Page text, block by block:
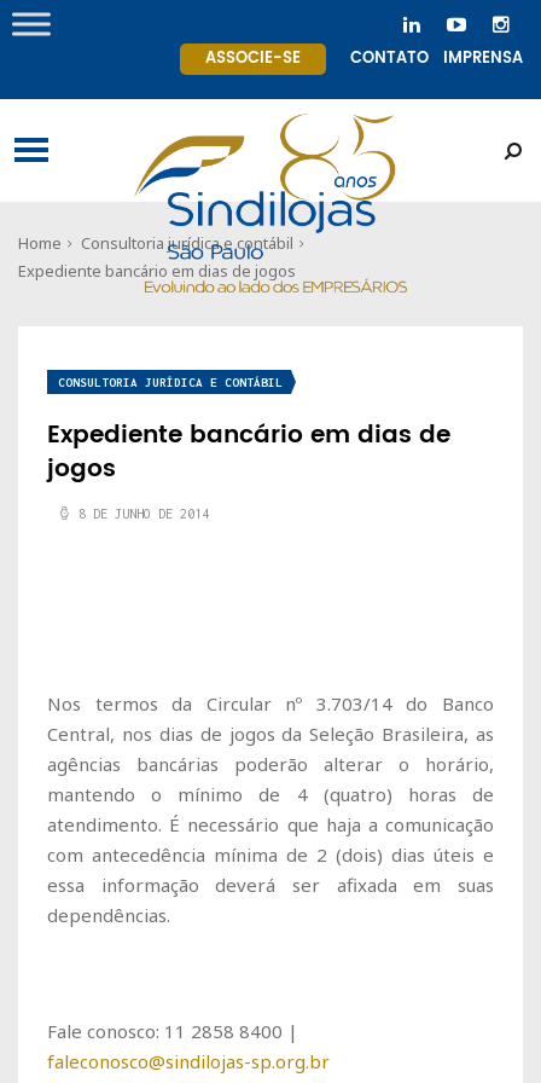
ASSOCIE-SE CONTATO IMPRENSA
Home
Consultoria jurídica e contábil
Expediente bancário em dias de jogos
CONSULTORIA JURÍDICA E CONTÁBIL
Expediente bancário em dias de
jogos
8 DE JUNHO DE 2014
Nos termos da Circular nº 3.703/14 do Banco
Central, nos dias de jogos da Seleção Brasileira, as
agências bancárias poderão alterar o horário,
mantendo o mínimo de 4 (quatro) horas de
atendimento. É necessário que haja a comunicação
com antecedência mínima de 2 (dois) dias úteis e
essa informação deverá ser afixada em suas
dependências.
Fale conosco: 11 2858 8400 |
faleconosco@sindilojas-sp.org.br